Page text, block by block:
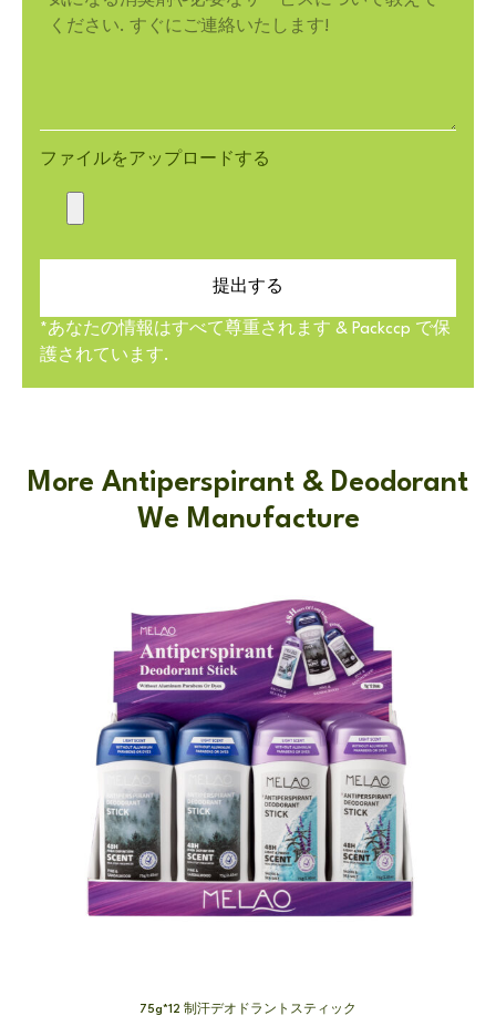
ファイルをアップロードする
提出する
*あなたの情報はすべて尊重されます & Packccp で保
護されています.
More Antiperspirant & Deodorant
We Manufacture
75g*12 制汗デオドラントスティック